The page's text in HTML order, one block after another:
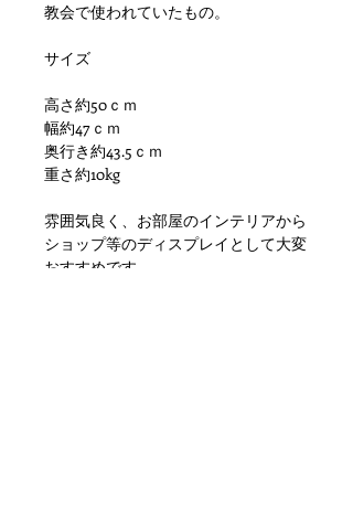
教会で使われていたもの。
サイズ
高さ約50ｃｍ
幅約47ｃｍ
奥行き約43.5ｃｍ
重さ約10kg
雰囲気良く、お部屋のインテリアから
ショップ等のディスプレイとして大変
おすすめです